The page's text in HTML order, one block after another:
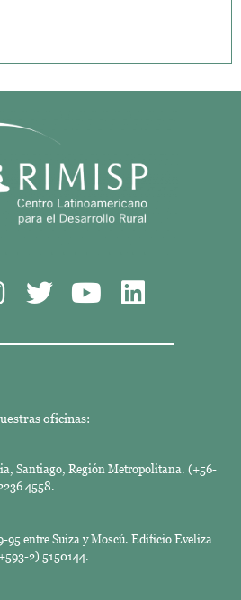
oficinas:
Santiago, Región Metropolitana. (+56-
4558.
95 entre Suiza y Moscú. Edificio Eveliza
2) 5150144.